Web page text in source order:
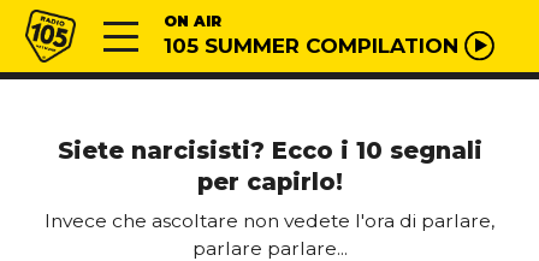
Vai al contenuto
Radio 105 ON AIR
105 SUMMER COMPILATION
Siete narcisisti? Ecco i 10 segnali
per capirlo!
Invece che ascoltare non vedete l'ora di parlare,
parlare parlare...